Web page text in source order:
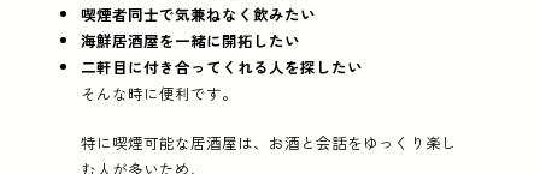
喫煙者同士で気兼ねなく飲みたい
海鮮居酒屋を一緒に開拓したい
二軒目に付き合ってくれる人を探したい
そんな時に便利です。
特に喫煙可能な居酒屋は、お酒と会話をゆっくり楽し
む人が多いため、